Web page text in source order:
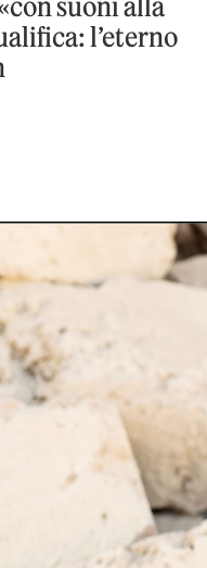
suoni alla
l’eterno